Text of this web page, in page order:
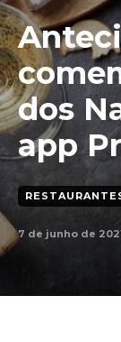
dos
app
7 de junho de